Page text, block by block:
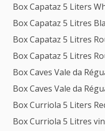
Box Capataz 5 Liters
Box Capataz 5 Litres
Box Capataz 5 Litres
Box Capataz 5 Litres
Box Caves Vale da
Box Caves Vale da
Box Curriola 5 Liters
Box Curriola 5 Litres